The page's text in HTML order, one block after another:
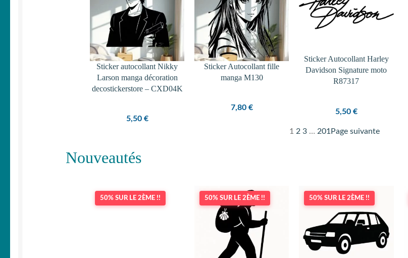
Sticker autocollant Nikky
Larson manga décoration
decostickerstore – CXD04K
5,50 €
Sticker Autocollant fille
manga M130
7,80 €
Sticker Autocollant Harley
Davidson Signature moto
R87317
5,50 €
1 2 3 … 201Page suivante
Nouveautés
50% SUR LE 2ÈME !! 50% SUR LE 2ÈME !! 50% SUR LE 2ÈME !!